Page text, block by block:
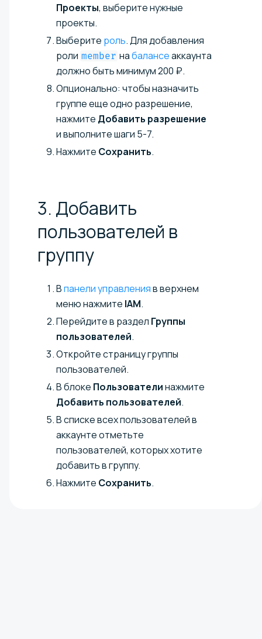
Проекты, выберите нужные
проекты.
Выберите роль.Для добавления
роли member набалансеаккаунта
должно быть минимум 200 ₽.
Опционально: чтобы назначить
группе еще одно разрешение,
нажмите Добавить разрешение
и выполните шаги 5-7.
Нажмите Сохранить.
3. Добавить
пользователей в
группу
Впанели управленияв верхнем
меню нажмите IAM.
Перейдите в раздел Группы
пользователей.
Откройте страницу группы
пользователей.
В блоке Пользователинажмите
Добавить пользователей.
В списке всех пользователей в
аккаунте отметьте
пользователей, которых хотите
добавить в группу.
Нажмите Сохранить.